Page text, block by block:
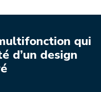
qui
d’un design